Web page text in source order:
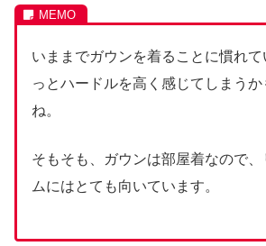
いままでガウンを着ることに慣れて
っとハードルを高く感じてしまう
ね。
そもそも、ガウンは部屋着なので、
ムにはとても向いています。